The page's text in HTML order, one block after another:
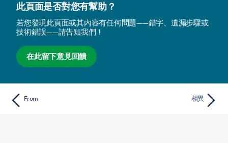
此頁面是否對您有幫助？
若您發現此頁面或其內容有任何問題——錯字、遺漏步驟或
技術錯誤——請告知我們！
在此留下意見回饋
From 相異